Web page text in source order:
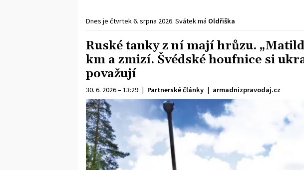
Dnes je čtvrtek6. srpna 2026. Svátek má Oldřiška
Ruské tanky z ní mají hrůzu.
km a zmizí. Švédské houfnice si
považují
30. 6. 2026 – 13:29 | Partnerské články | armadnizpravodaj.cz